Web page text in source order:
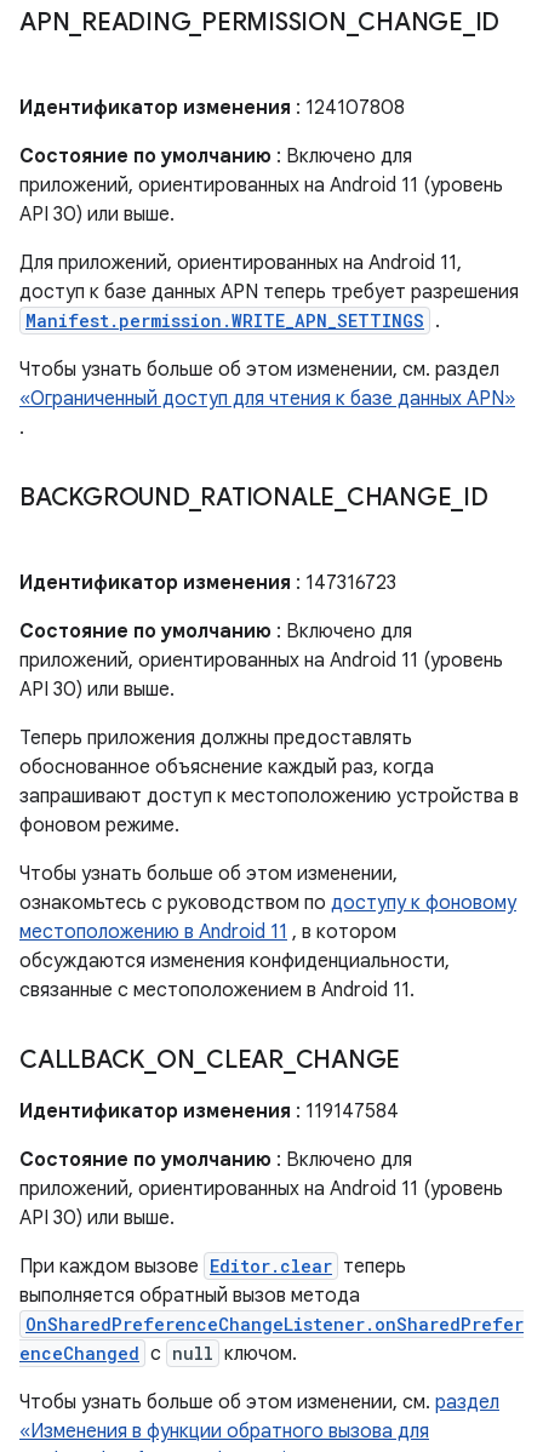
APN READING_ PERMISSION CHANGE ID
Идентификатор изменения : 124107808
Состояние по умолчанию : Включено для
приложений, ориентированных на Android 11 (уровень
API 30) или выше.
Для приложений, ориентированных на Android 11,
доступ к базе данных APN теперь требует разрешения
Manifest.permission.WRITE_APN_SETTINGS .
Чтобы узнать больше об этом изменении, см. раздел
«Ограниченный доступ для чтения к базе данных APN»
.
BACKGROUND_ RATIONALE CHANGE ID
Идентификатор изменения : 147316723
Состояние по умолчанию : Включено для
приложений, ориентированных на Android 11 (уровень
API 30) или выше.
Теперь приложения должны предоставлять
обоснованное объяснение каждый раз, когда
запрашивают доступ к местоположению устройства в
фоновом режиме.
Чтобы узнать больше об этом изменении,
ознакомьтесь с руководством по доступу к фоновому
местоположению в Android 11 , в котором
обсуждаются изменения конфиденциальности,
связанные с местоположением в Android 11.
CALLBACK ON CLEAR_ CHANGE
Идентификатор изменения : 119147584
Состояние по умолчанию : Включено для
приложений, ориентированных на Android 11 (уровень
API 30) или выше.
При каждом вызове Editor.clear теперь
выполняется обратный вызов метода
OnSharedPreferenceChangeListener.onSharedPrefer
enceChanged с null ключом.
Чтобы узнать больше об этом изменении, см. раздел
«Изменения в функции обратного вызова для